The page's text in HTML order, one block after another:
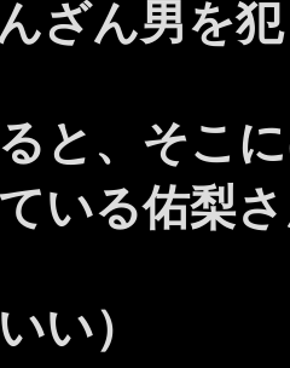
ざん男を
と、そこ
いる佑梨
い）